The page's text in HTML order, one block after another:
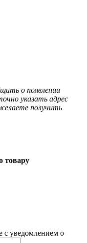
о появлении
указать адрес
получить
товару
с уведомлением о